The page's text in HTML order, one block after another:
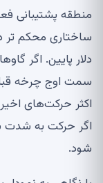
دلار پایین. اگر
سمت اوج چرخه
اکثر حرکت‌های
اگر حرکت به شدت
شود.